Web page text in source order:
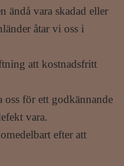
vara skadad eller
åtar vi oss i
att kostnadsfritt
för ett godkännande
vara.
efter att